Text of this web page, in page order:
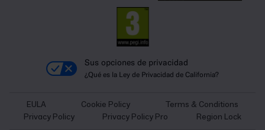
Sus opciones de privacidad
¿Qué es la Ley de Privacidad de California?
EULA Cookie Policy
Terms & Conditions
Privacy Policy
Privacy Policy Pro Region Lock